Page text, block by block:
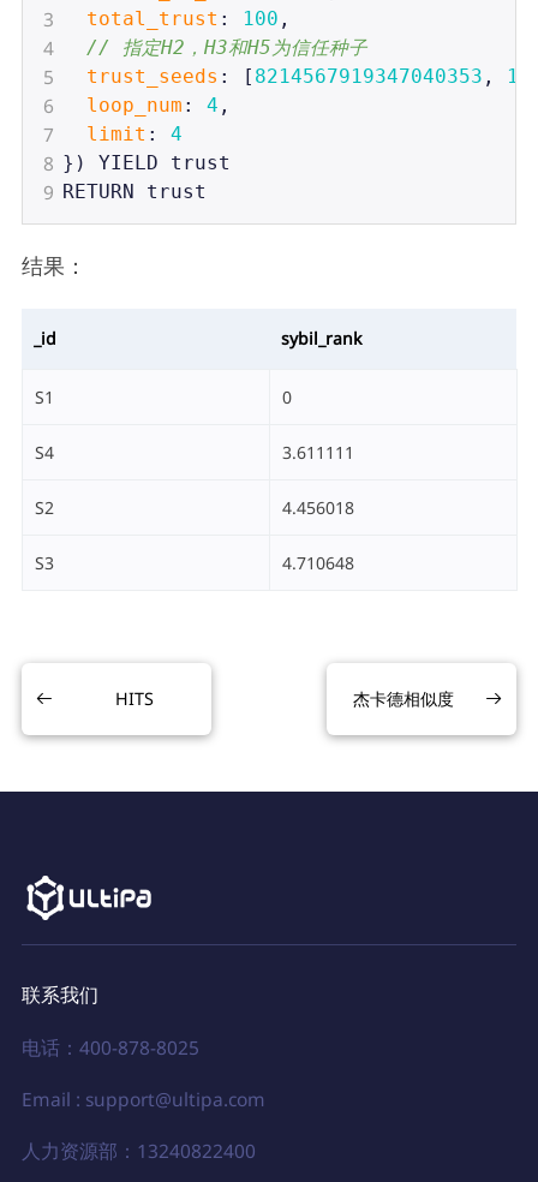
3 total_trust : 100 ,
4 // 指定H2，H3和H5为信任种子
5 trust_seeds : [ 8214567919347040353 ,
6 loop_num : 4 ,
7 limit : 4
8 }) YIELD trust
9 RETURN trust
结果：
_id sybil_rank
S1 0
S4 3.611111
S2 4.456018
S3 4.710648
HITS 杰卡德相似度
联系我们
电话：400-878-8025
Email : support@ultipa.com
人力资源部：13240822400